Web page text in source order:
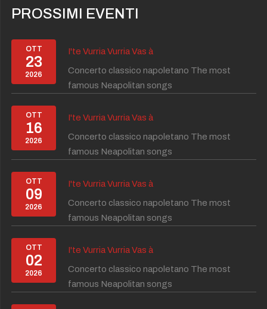
PROSSIMI EVENTI
OTT
23
2026
I'te Vurria Vurria Vas à
Concerto classico napoletano The most
famous Neapolitan songs
OTT
16
2026
I'te Vurria Vurria Vas à
Concerto classico napoletano The most
famous Neapolitan songs
OTT
09
2026
I'te Vurria Vurria Vas à
Concerto classico napoletano The most
famous Neapolitan songs
OTT
02
2026
I'te Vurria Vurria Vas à
Concerto classico napoletano The most
famous Neapolitan songs